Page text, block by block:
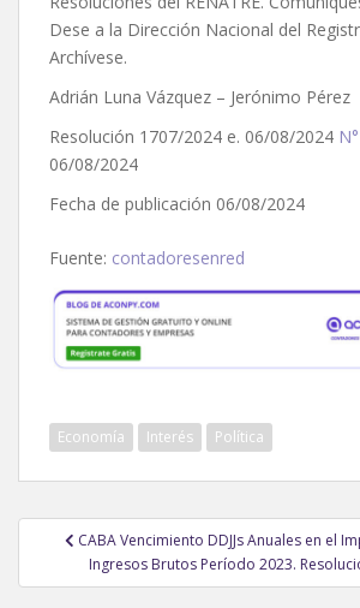
Dese a la Dirección Nacional del
Archívese.
Adrián Luna Vázquez – Jerónimo Pérez
Resolución 1707/2024 e. 06/08/2024
06/08/2024
Fecha de publicación 06/08/2024
Fuente: contadoresenred
Economía Interés Política
Navegación
entradas
CABA Vencimiento DDJJs Anuales en el
Ingresos Brutos Período 2023.